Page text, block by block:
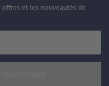
et les nouveautés de